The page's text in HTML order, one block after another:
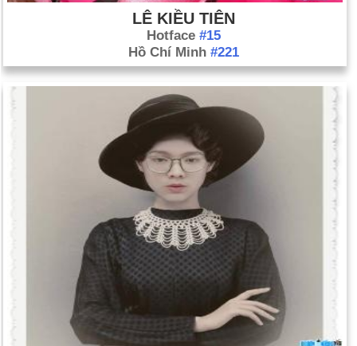
LÊ KIỀU TIÊN
Hotface #15
Hồ Chí Minh #221